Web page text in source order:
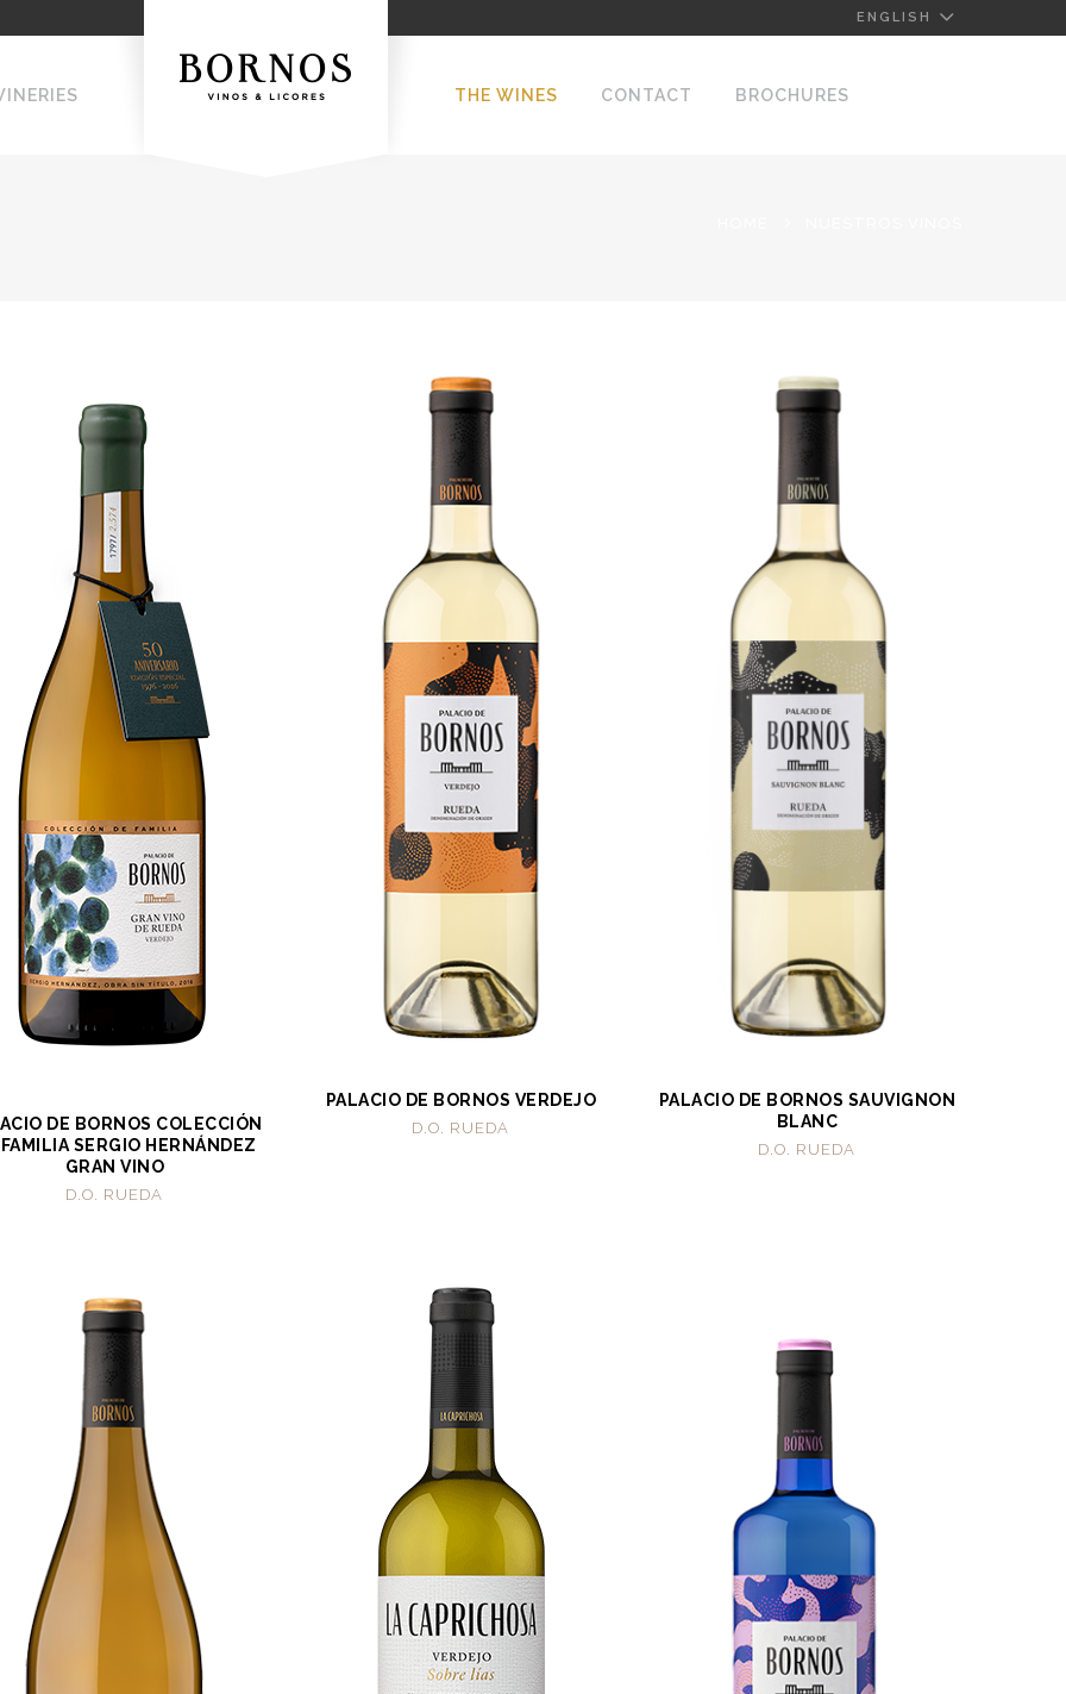
ENGLISH
THE WINES CONTACT BROCHURES
DE BORNOS COLECCIÓN
SERGIO HERNÁNDEZ
GRAN VINO
D.O. RUEDA
PALACIO DE BORNOS VERDEJO
D.O. RUEDA
PALACIO DE BORNOS SAUVIGNON
BLANC
D.O. RUEDA